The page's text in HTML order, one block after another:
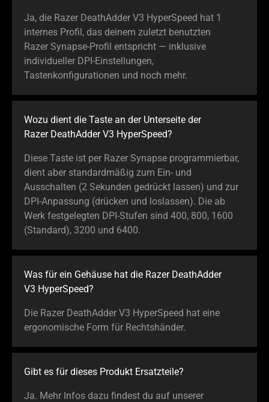
Ja, die Razer DeathAdder V3 HyperSpeed hat 1
internes Profil, das deinem zuletzt benutzten
Razer Synapse-Profil entspricht — inklusive
individueller DPI-Einstellungen,
Tastenkonfigurationen und noch mehr.
Wozu dient die Taste an der Unterseite der
Razer DeathAdder V3 HyperSpeed?
Diese Taste ist per Razer Synapse programmierbar,
dient aber standardmäßig zum Ein- und
Ausschalten (2 Sekunden gedrückt lassen) und zur
DPI-Anpassung (drücken und loslassen). Die ab
Werk festgelegten DPI-Stufen sind 400, 800, 1600
(Standard), 3200 und 6400.
Was für ein Gehäuse hat die Razer DeathAdder
V3 HyperSpeed?
Die Razer DeathAdder V3 HyperSpeed hat eine
ergonomische Form für Rechtshänder.
Gibt es für dieses Produkt Ersatzteile?
Ja. Mehr Infos dazu findest du auf unserer